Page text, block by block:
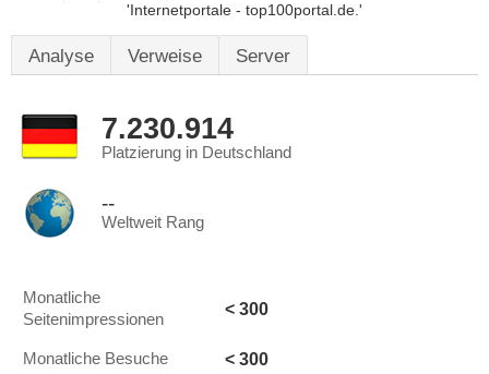
'Internetportale - top100portal.de.'
Analyse Verweise Server
7.230.914
Platzierung in Deutschland
--
Weltweit Rang
Monatliche
Seitenimpressionen
< 300
Monatliche Besuche < 300